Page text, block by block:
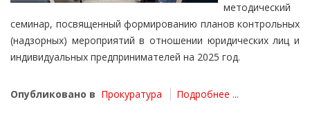
методический
семинар, посвященный формированию планов контрольных
(надзорных) мероприятий в отношении юридических лиц и
индивидуальных предпринимателей на 2025 год.
Опубликовано в Прокуратура Подробнее ...